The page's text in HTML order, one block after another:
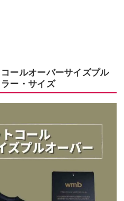
ールオーバーサイズプル
ー・サイズ